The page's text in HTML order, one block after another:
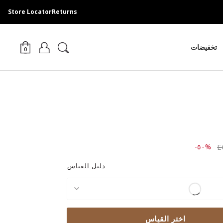
Returns
Store Locator
تخفيضات 0
Priceto ٣,٣٨٩.٠٠ EGP%٥٠-
دليل القياس
اختر القياس